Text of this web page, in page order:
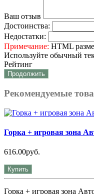
Ваш отзыв
Достоинства:
Недостатки:
Примечание: HTML
Используйте обычный
Рейтинг
Продолжить
Рекомендуемые
Горка + игровая зона
616.00руб.
Купить
Горка + игровая зона